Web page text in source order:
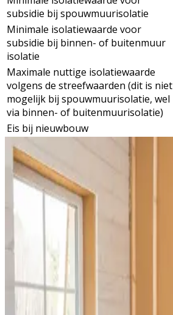
subsidie bij spouwmuurisolatie
Minimale isolatiewaarde voor
subsidie bij binnen- of buitenmuur
isolatie
Maximale nuttige isolatiewaarde
volgens de streefwaarden (dit is niet
mogelijk bij spouwmuurisolatie, wel
via binnen- of buitenmuurisolatie)
Eis bij nieuwbouw